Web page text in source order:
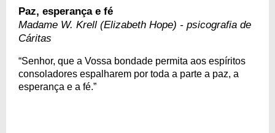
Paz, esperança e fé
Madame W. Krell (Elizabeth Hope) - psicografia de
Cáritas
“Senhor, que a Vossa bondade permita aos espíritos
consoladores espalharem por toda a parte a paz, a
esperança e a fé.”